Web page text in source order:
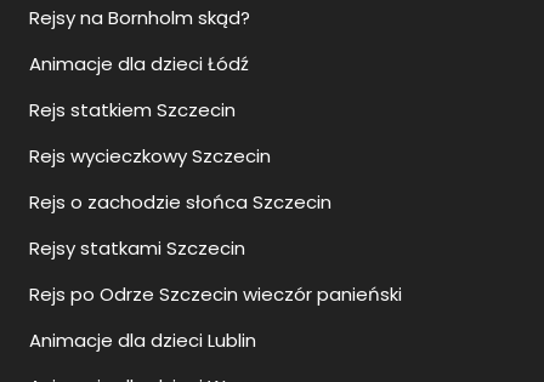
Rejsy na Bornholm skąd?
Animacje dla dzieci Łódź
Rejs statkiem Szczecin
Rejs wycieczkowy Szczecin
Rejs o zachodzie słońca Szczecin
Rejsy statkami Szczecin
Rejs po Odrze Szczecin wieczór panieński
Animacje dla dzieci Lublin